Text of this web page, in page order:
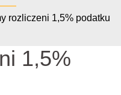
rozliczeni 1,5% podatku
1,5%